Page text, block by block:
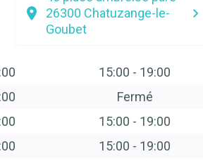
26300 Chatuzange-le-
Goubet
15:00 - 19:00
Fermé
15:00 - 19:00
15:00 - 19:00